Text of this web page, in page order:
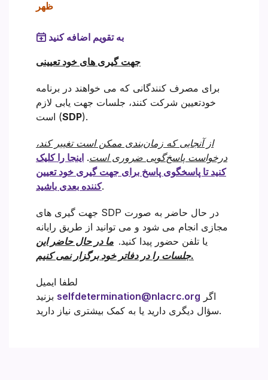
ظهر
به تقویم اضافه کنید
جهت گیری های خود تعیینی
برای مصرف کنندگانی که می خواهند در برنامه
خودتعیین شرکت کنند، جلسات جهت یابی لازم
است (SDP).
از آنجایی که زمان‌بندی ممکن است تغییر کند،
درخواست پاسخ‌گویی ضروری است. اینجا را کلیک
کنید تا پاسخگوی پاسخ برای جهت گیری خود تعیین
کننده بعدی باشید.
جهت گیری های SDP در حال حاضر به صورت
مجازی انجام می شود و می توانید از طریق رایانه
یا تلفن حضور پیدا کنید. ما در حال حاضر این
جلسات را در دفاتر خود برگزار نمی کنیم.
لطفا ایمیل
selfdetermination@nlacrc.org
سؤال دیگری دارید یا به کمک بیشتری نیاز دارید.